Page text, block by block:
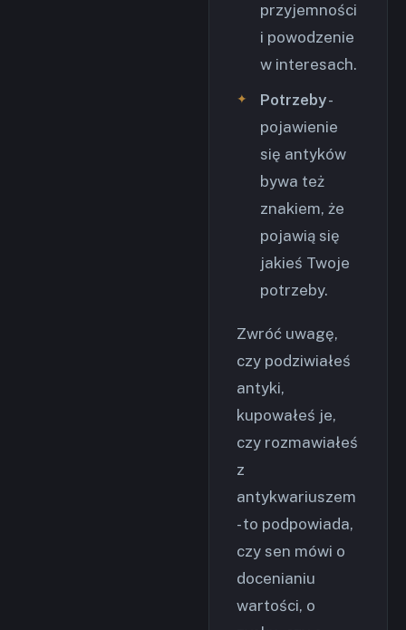
przyjemności
i powodzenie
w interesach.
Potrzeby-
pojawienie
się antyków
bywa też
znakiem, że
pojawią się
jakieś Twoje
potrzeby.
Zwróć uwagę,
czy podziwiałeś
antyki,
kupowałeś je,
czy rozmawiałeś
z
antykwariuszem
- to podpowiada,
czy sen mówi o
docenianiu
wartości, o